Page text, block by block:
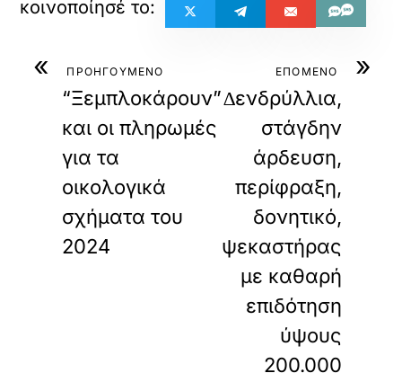
« ΠΡΟΗΓΟΥΜΕΝΟ
“Ξεμπλοκάρουν”
και οι πληρωμές
για τα
οικολογικά
σχήματα του
2024
»
ΕΠΟΜΕΝΟ
∆ενδρύλλια,
στάγδην
άρδευση,
περίφραξη,
δονητικό,
ψεκαστήρας
µε καθαρή
επιδότηση
ύψους
200.000